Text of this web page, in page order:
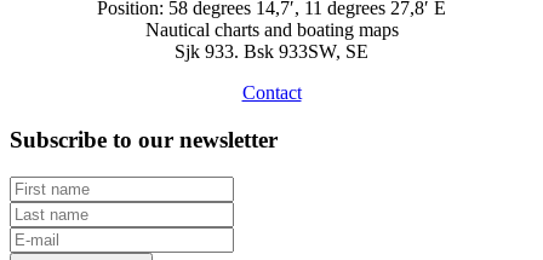
Position: 58 degrees 14,7′, 11 degrees 27,8′ E
Nautical charts and boating maps
Sjk 933. Bsk 933SW, SE
Contact
Subscribe to our newsletter